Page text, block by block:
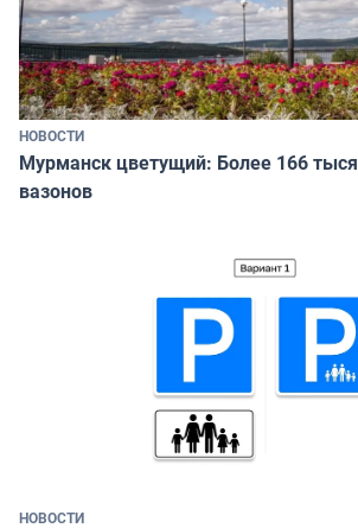
НОВОСТИ
Мурманск цветущий: Более 166
вазонов
НОВОСТИ